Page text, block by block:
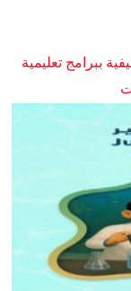
ببرامج تعليمية